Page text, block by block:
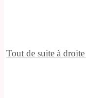
Tout de suite à